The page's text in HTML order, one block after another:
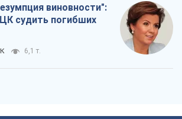
виновности":
судить погибших
6,1 т.